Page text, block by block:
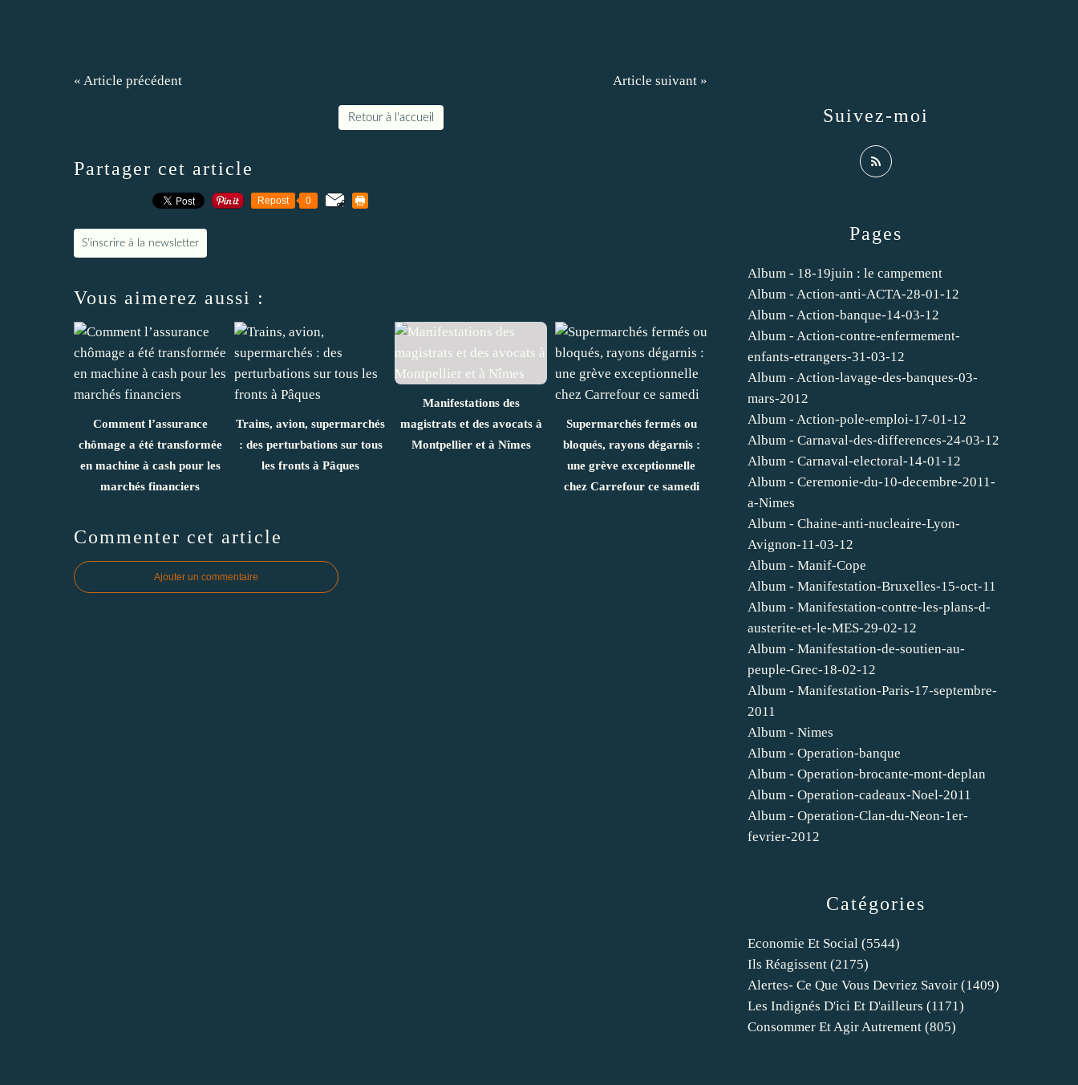
« Article précédent Article suivant »
Retour à l'accueil
Partager cet article
Repost 0
S'inscrire à la newsletter
Vous aimerez aussi :
Comment l’assurance
chômage a été transformée
en machine à cash pour les
marchés financiers
Trains, avion, supermarchés
: des perturbations sur tous
les fronts à Pâques
Manifestations des
magistrats et des avocats à
Montpellier et à Nîmes
Supermarchés fermés ou
bloqués, rayons dégarnis :
une grève exceptionnelle
chez Carrefour ce samedi
Commenter cet article
Ajouter un commentaire
Catégories
Economie Et Social (5544)
Ils Réagissent (2175)
Alertes- Ce Que Vous Devriez Savoir (1409)
Les Indignés D'ici Et D'ailleurs (1171)
Consommer Et Agir Autrement (805)
Pages
Album - 18-19juin : le campement
Album - Action-anti-ACTA-28-01-12
Album - Action-banque-14-03-12
Album - Action-contre-enfermement-
enfants-etrangers-31-03-12
Album - Action-lavage-des-banques-03-
mars-2012
Album - Action-pole-emploi-17-01-12
Album - Carnaval-des-differences-24-03-12
Album - Carnaval-electoral-14-01-12
Album - Ceremonie-du-10-decembre-2011-
a-Nimes
Album - Chaine-anti-nucleaire-Lyon-
Avignon-11-03-12
Album - Manif-Cope
Album - Manifestation-Bruxelles-15-oct-11
Album - Manifestation-contre-les-plans-d-
austerite-et-le-MES-29-02-12
Album - Manifestation-de-soutien-au-
peuple-Grec-18-02-12
Album - Manifestation-Paris-17-septembre-
2011
Album - Nimes
Album - Operation-banque
Album - Operation-brocante-mont-deplan
Album - Operation-cadeaux-Noel-2011
Album - Operation-Clan-du-Neon-1er-
fevrier-2012
Suivez-moi